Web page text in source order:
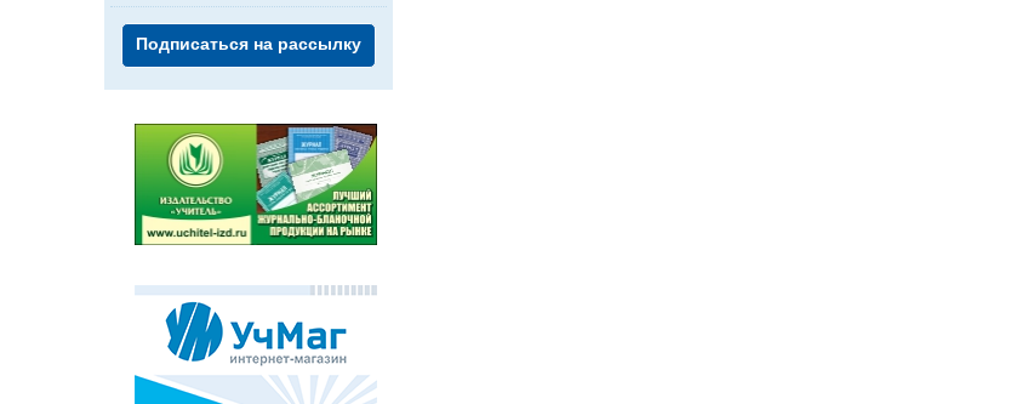
Подписаться на рассылку